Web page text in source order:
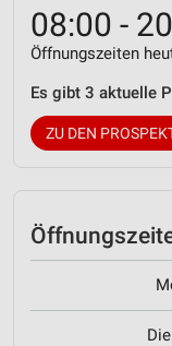
08:00 -
Öffnungszeiten
Es gibt 3 aktuelle
ZU DEN